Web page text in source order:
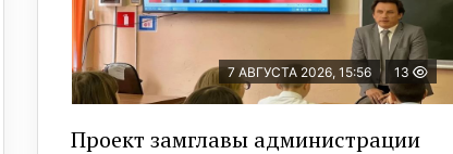
7 АВГУСТА 2026, 15:56 13
Проект замглавы администрации